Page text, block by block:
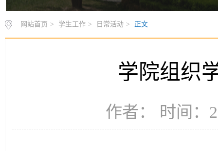
网站首页 > 学生工作 > 日常活动 > 正文
学院组织
作者： 时间：